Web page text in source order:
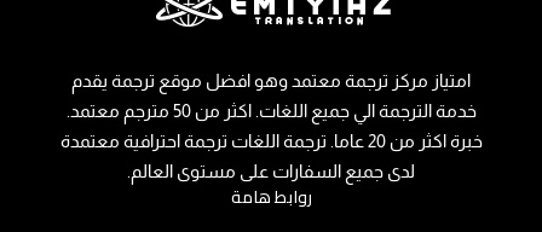
روابط هامة
امتياز مركز ترجمة معتمد وهو افضل موقع ترجمة يقدم
خدمة الترجمة الي جميع اللغات. اكثر من 50 مترجم معتمد.
خبرة اكثر من 20 عاما. ترجمة اللغات ترجمة احترافية معتمدة
لدى جميع السفارات على مستوى العالم.